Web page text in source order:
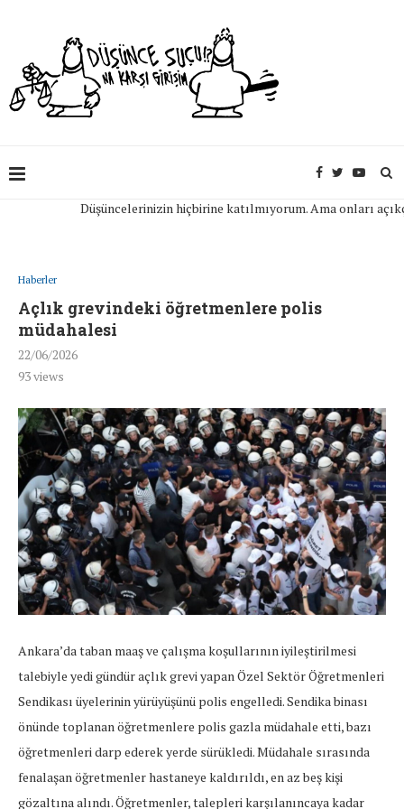
Düşüncelerinizin hiçbirine katılmıyorum. Ama onları açıkça
Haberler
Açlık grevindeki öğretmenlere polis
müdahalesi
22/06/2026
93views
Ankara’da taban maaş ve çalışma koşullarının iyileştirilmesi
talebiyle yedi gündür açlık grevi yapan Özel Sektör Öğretmenleri
Sendikası üyelerinin yürüyüşünü polis engelledi. Sendika binası
önünde toplanan öğretmenlere polis gazla müdahale etti, bazı
öğretmenleri darp ederek yerde sürükledi. Müdahale sırasında
fenalaşan öğretmenler hastaneye kaldırıldı, en az beş kişi
gözaltına alındı. Öğretmenler, talepleri karşılanıncaya kadar